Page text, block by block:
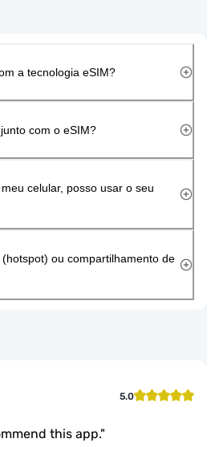
a tecnologia eSIM?
com o eSIM?
celular, posso usar o seu
ou compartilhamento de
5.0
this app."